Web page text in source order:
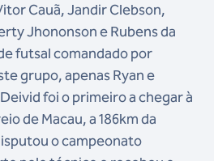
Cauã, Jandir Clebson,
Jhononson e Rubens da
futsal comandado por
grupo, apenas Ryan e
foi o primeiro a chegar à
de Macau, a 186km da
o campeonato